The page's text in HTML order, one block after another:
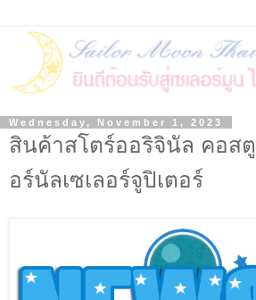
Wednesday, November 1, 2023
สินค้าสโตร์ออริจินัล คอส
อร์นัลเซเลอร์จูปิเตอร์